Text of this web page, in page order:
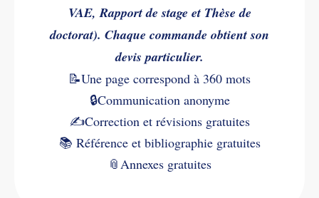
VAE, Rapport de stage et Thèse de
doctorat). Chaque commande obtient son
devis particulier.
📝Une page correspond à 360 mots
🔒Communication anonyme
✍️Correction et révisions gratuites
📚 Référence et bibliographie gratuites
📎 Annexes gratuites